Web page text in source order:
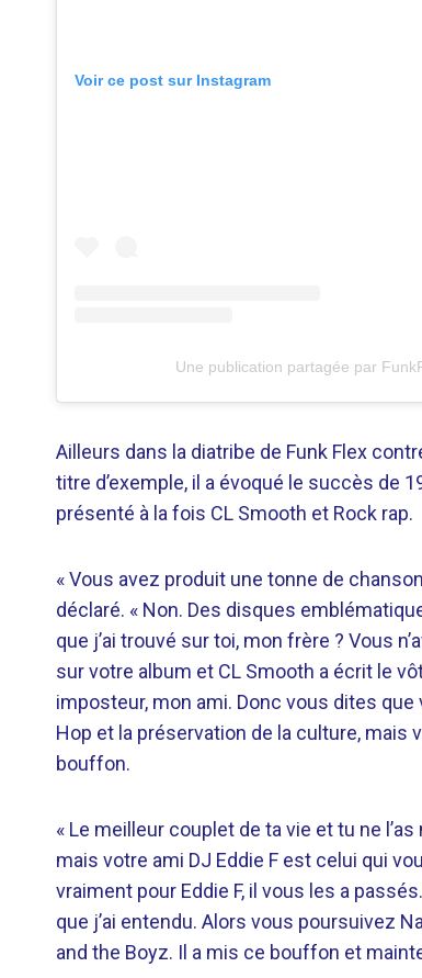
Voir ce post sur Instagram
Une publication partagée par
Ailleurs dans la diatribe de Funk Flex
titre d’exemple, il a évoqué le succès de
présenté à la fois CL Smooth et Rock rap.
« Vous avez produit une tonne de
déclaré. « Non. Des disques
que j’ai trouvé sur toi, mon frère ? Vous
sur votre album et CL Smooth a écrit le
imposteur, mon ami. Donc vous dites
Hop et la préservation de la culture, mais
bouffon.
« Le meilleur couplet de ta vie et tu ne
mais votre ami DJ Eddie F est celui qui
vraiment pour Eddie F, il vous les a
que j’ai entendu. Alors vous poursuivez
and the Boyz. Il a mis ce bouffon et